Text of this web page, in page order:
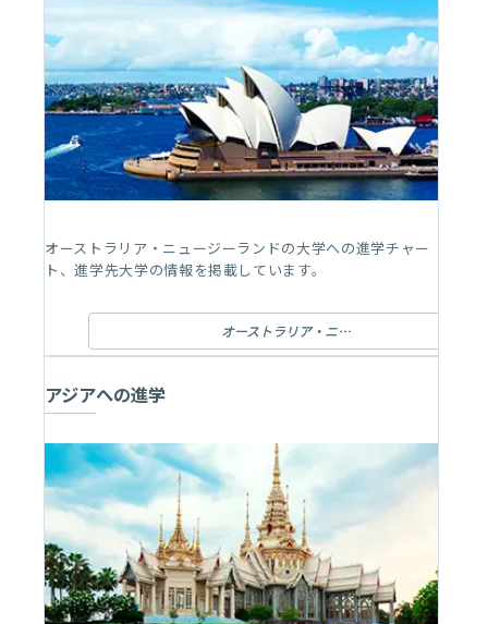
オーストラリア・ニュージーランドの大学への進学チャー
ト、進学先大学の情報を掲載しています。
オーストラリア・ニュージーランドへの進学
アジアへの進学